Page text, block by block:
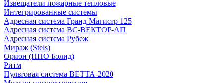
Извещатели пожарные тепловые
Интегрированные системы
Адресная система Гранд Магистр 125
Адресная система ВС-ВЕКТОР-АП
Адресная система Рубеж
Мираж (Stels)
Орион (НПО Болид)
Ритм
Пультовая система ВЕТТА-2020